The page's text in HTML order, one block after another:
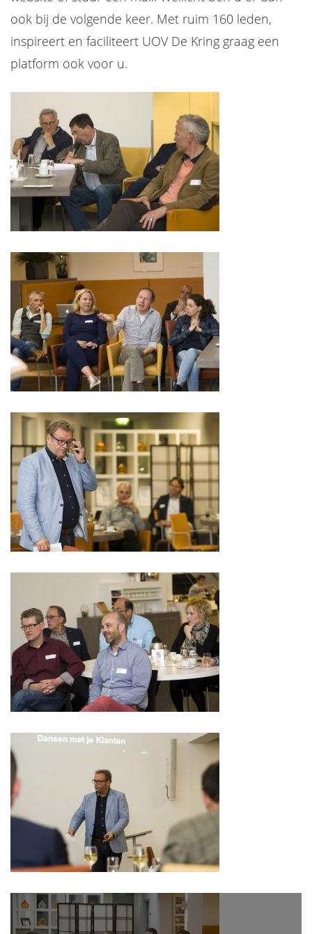
ook bij de volgende keer. Met ruim 160 leden,
inspireert en faciliteert UOV De Kring graag een
platform ook voor u.